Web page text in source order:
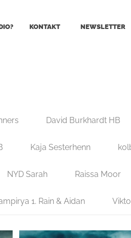
KONTAKT NEWSLETTER
David Burkhardt HB
Kaja Sesterhenn
NYD Sarah Raissa Moor
1. Rain & Aidan